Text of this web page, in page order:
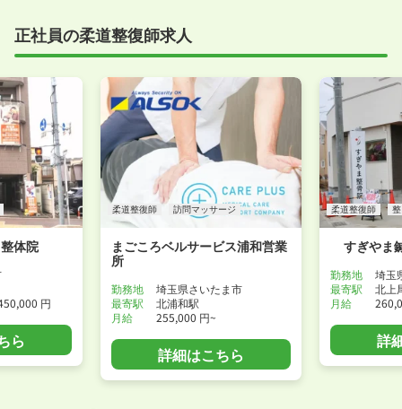
正社員の柔道整復師求人
体院
円
ら
柔道整復師 訪問マッサージ
まごころベルサービス浦和営業
所
勤務地
埼玉県さいたま市
最寄駅
北浦和駅
月給
255,000 円~
詳細はこちら
柔道整復師
すぎやま
勤務地
埼玉
最寄駅
北上
月給
詳